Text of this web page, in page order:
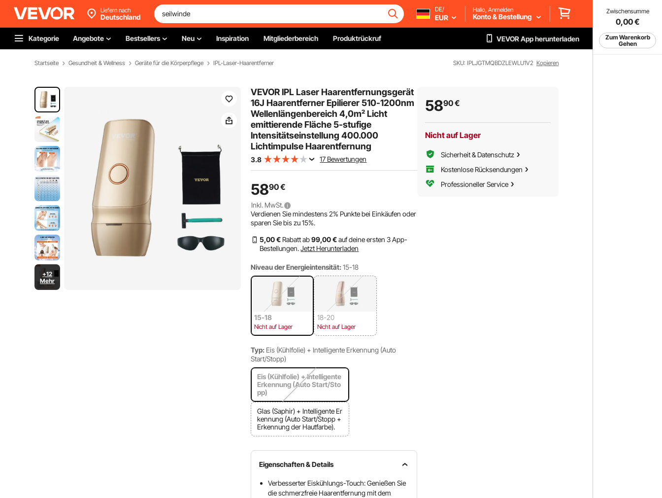
Zwischensumme
0,00€
Zum Warenkorb
Gehen
Liefern nach
Deutschland
DE/
EUR
Hallo, Anmelden
Konto & Bestellung
Kategorie Angebote Bestsellers Neu Inspiration Mitgliederbereich Produktrückruf VEVOR App herunterladen
Startseite Gesundheit & Wellness Geräte für die Körperpflege IPL-Laser-Haarentferner SKU: IPLJGTMQBDZLEWLU1V2 Kopieren
+12
Mehr
VEVOR IPL Laser Haarentfernungsgerät
16J Haarentferner Epilierer 510-1200nm
Wellenlängenbereich 4,0m² Licht
emittierende Fläche 5-stufige
Intensitätseinstellung 400.000
Lichtimpulse Haarentfernung
3.8 17 Bewertungen
5890€
Inkl. MwSt.
Verdienen Sie mindestens2% Punkte bei Einkäufen oder
sparen Sie bis zu15%.
5,00 € Rabatt ab99,00 €auf deine ersten 3 App-
Bestellungen. Jetzt Herunterladen
Niveau der Energieintensität: 15-18
15-18
Nicht auf Lager
18-20
Nicht auf Lager
Typ: Eis (Kühlfolie) + Intelligente Erkennung (Auto
Start/Stopp)
Eis (Kühlfolie) + Intelligente
Erkennung (Auto Start/Sto
pp)
Glas (Saphir) + Intelligente Er
kennung (Auto Start/Stopp +
Erkennung der Hautfarbe).
Eigenschaften & Details
Verbesserter Eiskühlungs-Touch: Genießen Sie
die schmerzfreie Haarentfernung mit dem
5890€
Nicht auf Lager
Sicherheit & Datenschutz
Kostenlose Rücksendungen
Professioneller Service